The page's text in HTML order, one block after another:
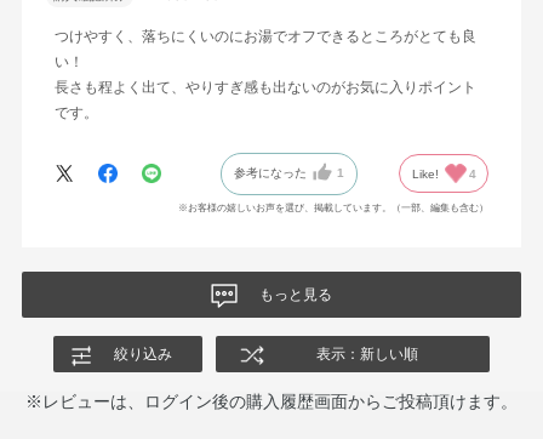
つけやすく、落ちにくいのにお湯でオフできるところがとても良
い！
長さも程よく出て、やりすぎ感も出ないのがお気に入りポイント
です。
参考になった 1 Like! 4
※お客様の嬉しいお声を選び、掲載しています。（一部、編集も含む）
もっと見る
絞り込み 表示：新しい順
※レビューは、ログイン後の購入履歴画面からご投稿頂けます。